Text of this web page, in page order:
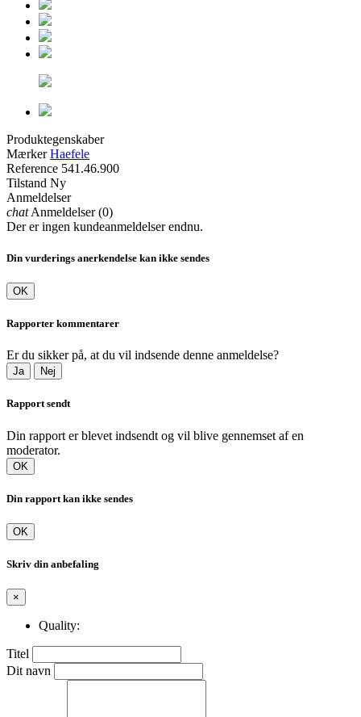
Produktegenskaber
Mærker Haefele
Reference 541.46.900
Tilstand Ny
Anmeldelser
chatAnmeldelser (0)
Der er ingen kundeanmeldelser endnu.
Din vurderings anerkendelse kan ikke sendes
OK
Rapporter kommentarer
Er du sikker på, at du vil indsende denne anmeldelse?
Ja Nej
Rapport sendt
Din rapport er blevet indsendt og vil blive gennemset af en
moderator.
OK
Din rapport kan ikke sendes
OK
Skriv din anbefaling
×
Quality:
Titel
Dit navn